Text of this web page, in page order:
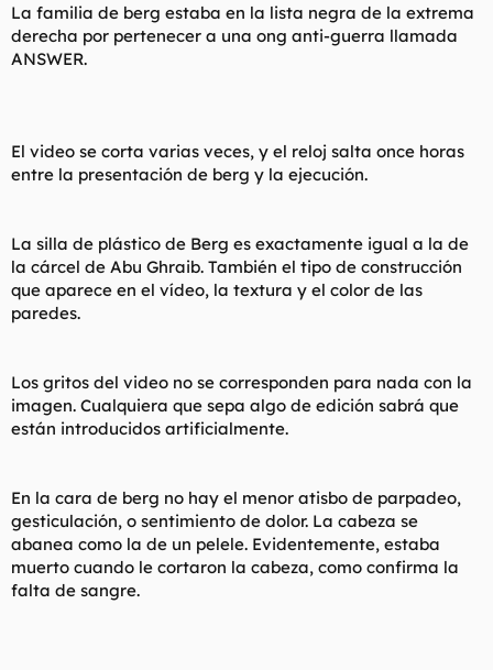
La familia de berg estaba en la lista negra de la extrema
derecha por pertenecer a una ong anti-guerra llamada
ANSWER.
El video se corta varias veces, y el reloj salta once horas
entre la presentación de berg y la ejecución.
La silla de plástico de Berg es exactamente igual a la de
la cárcel de Abu Ghraib. También el tipo de construcción
que aparece en el vídeo, la textura y el color de las
paredes.
Los gritos del video no se corresponden para nada con la
imagen. Cualquiera que sepa algo de edición sabrá que
están introducidos artificialmente.
En la cara de berg no hay el menor atisbo de parpadeo,
gesticulación, o sentimiento de dolor. La cabeza se
abanea como la de un pelele. Evidentemente, estaba
muerto cuando le cortaron la cabeza, como confirma la
falta de sangre.